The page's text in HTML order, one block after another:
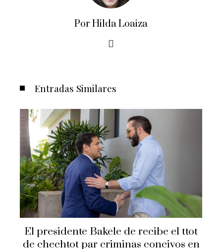
Por Hilda Loaiza
Entradas Similares
Secretario de Estado Marco Rubio
visita El Salvador